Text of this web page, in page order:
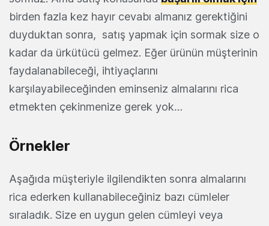
birden fazla kez hayır cevabı almanız gerektiğini
duyduktan sonra, satış yapmak için sormak size o
kadar da ürkütücü gelmez. Eğer ürünün müşterinin
faydalanabileceği, ihtiyaçlarını
karşılayabileceğinden eminseniz almalarını rica
etmekten çekinmenize gerek yok…
Örnekler
Aşağıda müşteriyle ilgilendikten sonra almalarını
rica ederken kullanabileceğiniz bazı cümleler
sıraladık. Size en uygun gelen cümleyi veya